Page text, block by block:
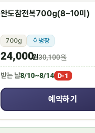
완도참전복700g(8~10미)
700g 냉장
24,000원30,100원
받는 날8/10~8/14 D-1
예약하기